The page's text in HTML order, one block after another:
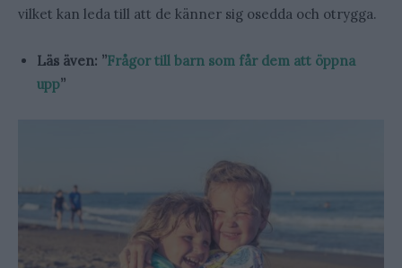
vilket kan leda till att de känner sig osedda och otrygga.
Läs även: ”Frågor till barn som får dem att öppna
upp”